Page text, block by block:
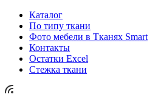
Каталог
По типу ткани
Фото мебели в Тканях Smart
Контакты
Остатки Excel
Стежка ткани